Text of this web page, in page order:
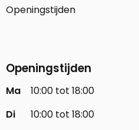
Openingstijden
Openingstijden
Ma
10:00 tot 18:00
Di
10:00 tot 18:00